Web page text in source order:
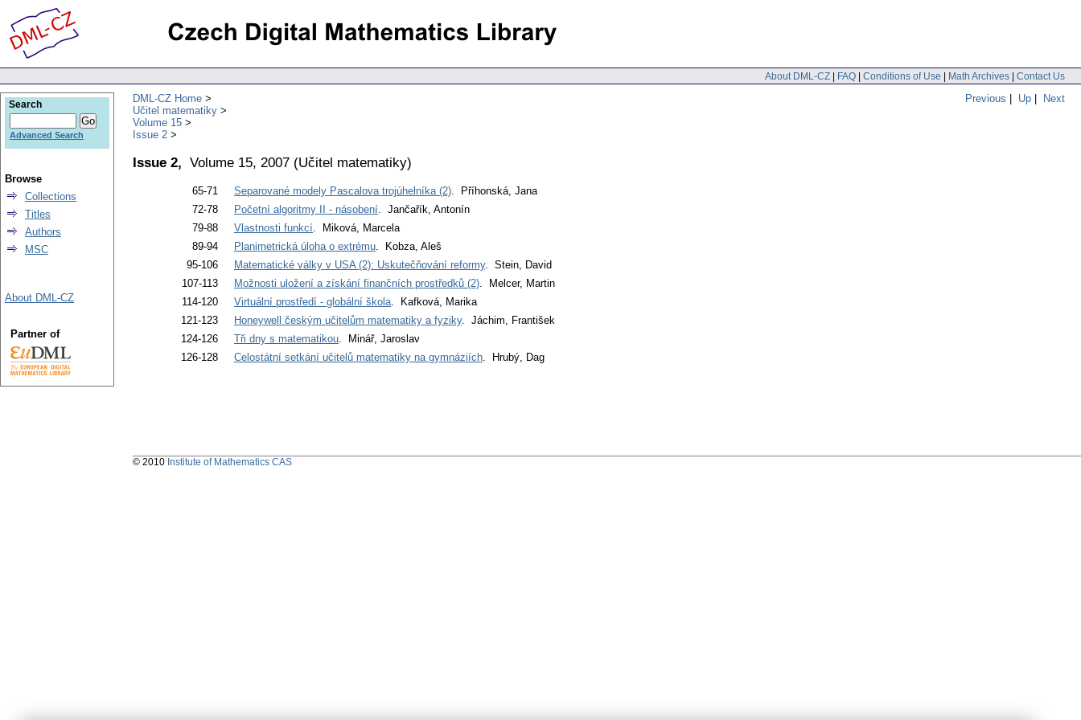
About DML-CZ | FAQ | Conditions of Use | Math Archives | Contact Us
Previous | Up | Next
DML-CZ Home
Učitel matematiky
Volume 15
Issue 2
Issue 2, Volume 15, 2007 (Učitel matematiky)
65-71 Separované modely Pascalova trojúhelníka (2). Příhonská, Jana
72-78
Početní algoritmy II - násobení. Jančařík, Antonín
79-88
Vlastnosti funkcí. Miková, Marcela
89-94
Planimetrická úloha o extrému. Kobza, Aleš
95-106
Matematické války v USA (2): Uskutečňování reformy. Stein, David
107-113
Možnosti uložení a získání finančních prostředků (2). Melcer, Martin
114-120
Virtuální prostředí - globální škola. Kafková, Marika
121-123
Honeywell českým učitelům matematiky a fyziky. Jáchim, František
124-126
Tři dny s matematikou. Minář, Jaroslav
126-128
Celostátní setkání učitelů matematiky na gymnáziích. Hrubý, Dag
Search
Advanced Search
Browse
Collections
Titles
Authors
MSC
About DML-CZ
Partner of
© 2010 Institute of Mathematics CAS